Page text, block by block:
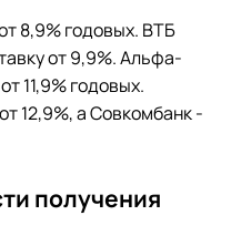
8,9% годовых. ВТБ
от 9,9%. Альфа-
11,9% годовых.
12,9%, а Совкомбанк -
получения